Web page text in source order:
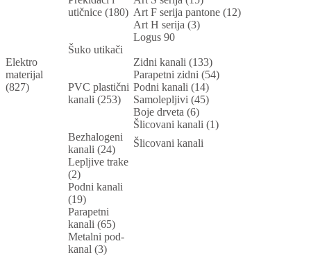
Elektro
materijal
(827)
utičnice (180) Art F serija pantone (12)
Art H serija (3)
Logus 90
Šuko utikači
PVC plastični
kanali (253)
Zidni kanali (133)
Parapetni zidni (54)
Podni kanali (14)
Samolepljivi (45)
Boje drveta (6)
Šlicovani kanali (1)
Bezhalogeni
kanali (24)
Šlicovani kanali
Lepljive trake
(2)
Podni kanali
(19)
Parapetni
kanali (65)
Metalni pod-
kanal (3)